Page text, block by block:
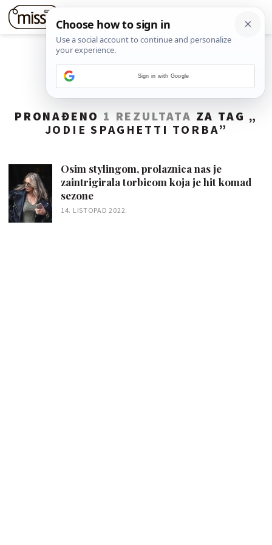
PRONAĐENO 1 REZULTATA ZA TAG „
JODIE SPAGHETTI TORBA”
Osim stylingom, prolaznica nas je
zaintrigirala torbicom koja je hit komad
sezone
14. LISTOPAD 2022.
Sign in with Google